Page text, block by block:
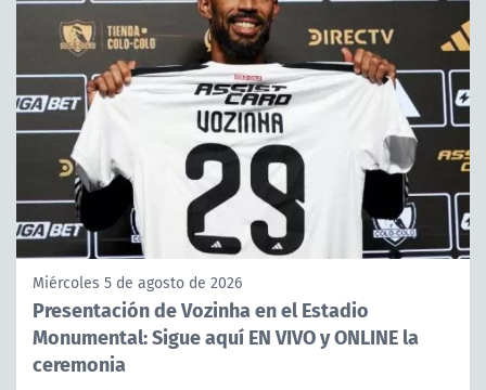
Miércoles 5 de agosto de 2026
Presentación de Vozinha en el Estadio
Monumental: Sigue aquí EN VIVO y ONLINE la
ceremonia